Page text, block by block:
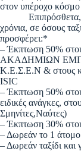
στον υπέροχο
Επιπρόσθετα, η
χρόνια, σε όσους
προσφέρει:*
– Έκπτωση 50%
ΑΚΑΔΗΜΙΩΝ
Κ.Ε.Σ.Ε.Ν & στους
ISIC
– Έκπτωση 50%
ειδικές ανάγκες,
Σμηνίτες,Ναύτες)
– Έκπτωση 30%
– Δωρεάν το 1 άτομο
– Δωρεάν ταξίδι και